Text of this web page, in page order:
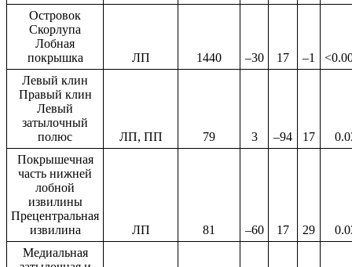
Островок
Скорлупа
Лобная
покрышка
ЛП 1440 –30 17 –1
Левый клин
Правый клин
Левый
затылочный
полюс
ЛП, ПП 79 3 –94 17
Покрышечная
часть нижней
лобной
извилины
Прецентральная
извилина
ЛП 81 –60 17 29
Медиальная